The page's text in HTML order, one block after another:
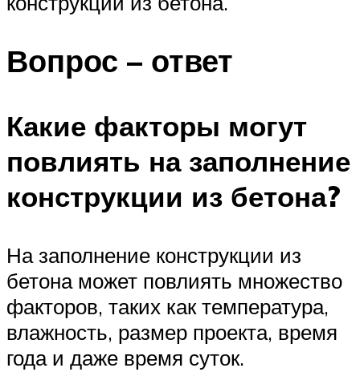
Вопрос – ответ
Какие факторы могут
повлиять на заполнение
конструкции из бетона?
На заполнение конструкции из
бетона может повлиять множество
факторов, таких как температура,
влажность, размер проекта, время
года и даже время суток.